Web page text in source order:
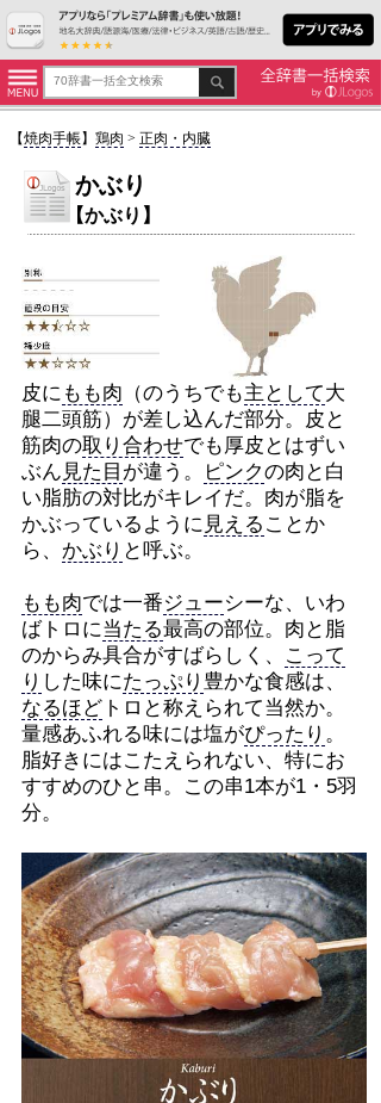
【焼肉手帳】 鶏肉 > 正肉・内臓
かぶり
【かぶり】
皮に もも肉 （のうちでも主として大
腿二頭筋）が差し込んだ部分。皮と
筋肉の取り合わせでも厚皮とはずい
ぶん 見た目 が違う。 ピンクの肉と白
い脂肪の対比がキレイだ。肉が脂を
かぶっているように 見える ことか
ら、 かぶり と呼ぶ。
もも肉では一番ジューシーな、いわ
ばトロに当たる最高の部位。肉と脂
のからみ具合がすばらしく、
こって
り した味にたっぷり 豊かな食感は、
なるほどトロと称えられて当然か。
量感あふれる味には塩がぴったり 。
脂好きにはこたえられない、特にお
すすめのひと串。この串1本が1・5羽
分。